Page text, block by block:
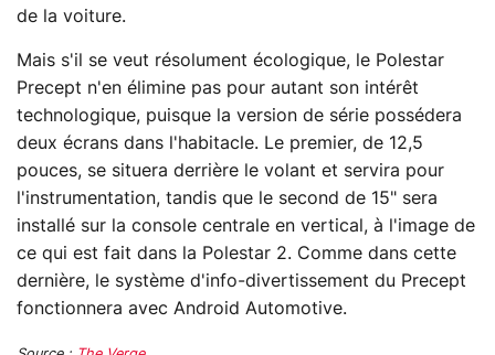
de la voiture.
Mais s'il se veut résolument écologique, le Polestar
Precept n'en élimine pas pour autant son intérêt
technologique, puisque la version de série possédera
deux écrans dans l'habitacle. Le premier, de 12,5
pouces, se situera derrière le volant et servira pour
l'instrumentation, tandis que le second de 15" sera
installé sur la console centrale en vertical, à l'image de
ce qui est fait dans la Polestar 2. Comme dans cette
dernière, le système d'info-divertissement du Precept
fonctionnera avec Android Automotive.